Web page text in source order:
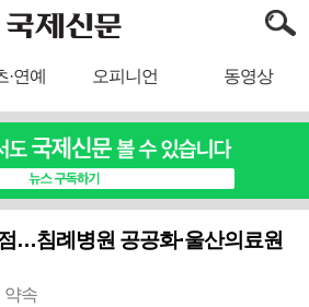
·연예 오피니언 동영상
…침례병원 공공화·울산의료원
약속